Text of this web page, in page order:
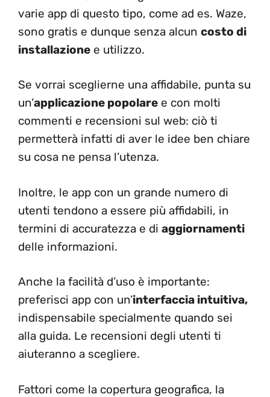
varie app di questo tipo, come ad es. Waze,
sono gratis e dunque senza alcun costo di
installazione e utilizzo.
Se vorrai sceglierne una affidabile, punta su
un’applicazione popolare e con molti
commenti e recensioni sul web: ciò ti
permetterà infatti di aver le idee ben chiare
su cosa ne pensa l’utenza.
Inoltre, le app con un grande numero di
utenti tendono a essere più affidabili, in
termini di accuratezza e di aggiornamenti
delle informazioni.
Anche la facilità d’uso è importante:
preferisci app con un’interfaccia intuitiva,
indispensabile specialmente quando sei
alla guida. Le recensioni degli utenti ti
aiuteranno a scegliere.
Fattori come la copertura geografica, la